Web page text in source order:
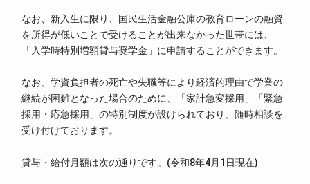
なお、新入生に限り、国民生活金融公庫の教育ローンの融資
を所得が低いことで受けることが出来なかった世帯には、
「入学時特別増額貸与奨学金」に申請することができます。
なお、学資負担者の死亡や失職等により経済的理由で学業の
継続が困難となった場合のために、「家計急変採用」「緊急
採用・応急採用」の特別制度が設けられており、随時相談を
受け付けております。
貸与・給付月額は次の通りです。(令和8年4月1日現在)